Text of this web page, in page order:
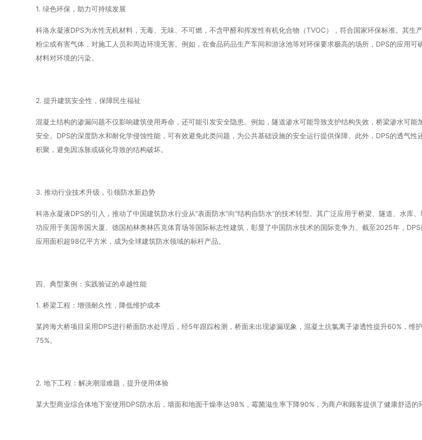
1. 绿色环保，助力可持续发展
科洛永凝液DPS为水性无机材料，无毒、无味、不可燃，不含甲醛和挥发性有机化合物（TVOC），符合国家环保标准。其生
粉尘或有害气体，对施工人员和周边环境无害。例如，在食品药品生产车间和游泳池等对环保要求极高的场所，DPS的应用可
材料对环境的污染。
2. 提升建筑安全性，保障民生福祉
混凝土结构的渗漏问题不仅影响建筑使用寿命，还可能引发安全隐患。例如，隧道渗水可能导致支护结构失效，桥梁渗水可能
安全。DPS的深度防水和耐化学侵蚀性能，可有效避免此类问题，为公共基础设施的安全运行提供保障。此外，DPS的透气性
积聚，避免因冻胀或碳化导致的结构破坏。
3. 推动行业技术升级，引领防水新趋势
科洛永凝液DPS的引入，推动了中国建筑防水行业从“表面防水”向“结构自防水”的技术转型。其广泛应用于桥梁、隧道、水库
功应用于美国帝国大厦、德国柏林奥林匹克体育场等国际标志性建筑，彰显了中国防水技术的国际竞争力。截至2025年，
应用面积超98亿平方米，成为全球建筑防水领域的标杆产品。
四、典型案例：实践验证的卓越性能
1. 桥梁工程：增强耐久性，降低维护成本
某跨海大桥项目采用DPS进行桥面防水处理后，经5年跟踪检测，桥面未出现渗漏现象，混凝土抗氯离子渗透性提升60%，维
75%。
2. 地下工程：解决潮湿难题，提升使用体验
某大型商业综合体地下室使用DPS防水后，墙面和地面干燥率达98%，霉菌滋生率下降90%，为商户和顾客提供了健康舒适的